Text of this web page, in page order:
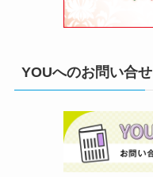
YOUへのお問い合せ